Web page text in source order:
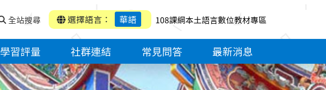
全站搜尋 選擇語言： 華語 108課綱本土語言數位教材專區
學習評量 社群連結 常見問答 最新消息